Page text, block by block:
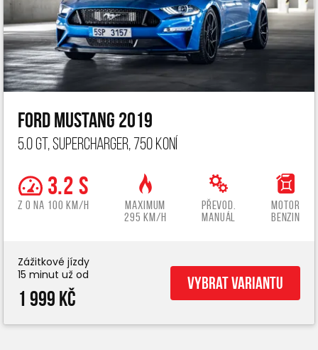
Ford Mustang 2019
5.0 GT, Supercharger, 750 koní
3.2 s
z 0 na 100 km/h
Maximum
295 km/h
Převod.
manuál
Motor
benzin
Zážitkové jízdy
15 minut už od
1 999 Kč
Vybrat variantu